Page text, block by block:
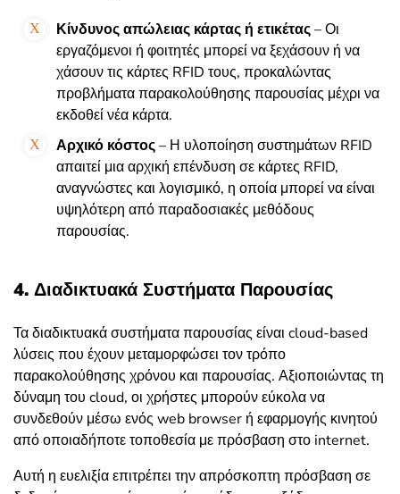
Κίνδυνος απώλειας κάρτας ή ετικέτας– Οι
εργαζόμενοι ή φοιτητές μπορεί να ξεχάσουν ή να
χάσουν τις κάρτες RFID τους, προκαλώντας
προβλήματα παρακολούθησης παρουσίας μέχρι να
εκδοθεί νέα κάρτα.
Αρχικό κόστος– Η υλοποίηση συστημάτων RFID
απαιτεί μια αρχική επένδυση σε κάρτες RFID,
αναγνώστες και λογισμικό, η οποία μπορεί να είναι
υψηλότερη από παραδοσιακές μεθόδους
παρουσίας.
4. Διαδικτυακά Συστήματα Παρουσίας
Τα διαδικτυακά συστήματα παρουσίας είναι cloud-based
λύσεις που έχουν μεταμορφώσει τον τρόπο
παρακολούθησης χρόνου και παρουσίας. Αξιοποιώντας τη
δύναμη του cloud, οι χρήστες μπορούν εύκολα να
συνδεθούν μέσω ενός web browser ή εφαρμογής κινητού
από οποιαδήποτε τοποθεσία με πρόσβαση στο internet.
Αυτή η ευελιξία επιτρέπει την απρόσκοπτη πρόσβαση σε